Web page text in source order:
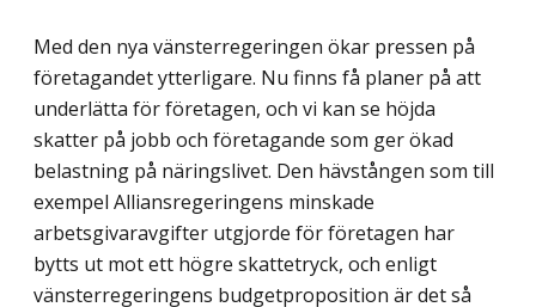
Med den nya vänsterregeringen ökar pressen på
företagandet ytterligare. Nu finns få planer på att
underlätta för företagen, och vi kan se höjda
skatter på jobb och företagande som ger ökad
belastning på näringslivet. Den hävstången som till
exempel Alliansregeringens minskade
arbetsgivaravgifter utgjorde för företagen har
bytts ut mot ett högre skattetryck, och enligt
vänsterregeringens budgetproposition är det så